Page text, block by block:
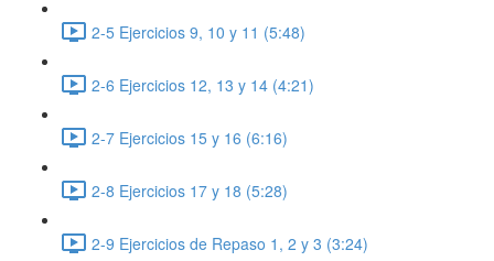
2-5 Ejercicios 9, 10 y 11 (5:48)
2-6 Ejercicios 12, 13 y 14 (4:21)
2-7 Ejercicios 15 y 16 (6:16)
2-8 Ejercicios 17 y 18 (5:28)
2-9 Ejercicios de Repaso 1, 2 y 3 (3:24)